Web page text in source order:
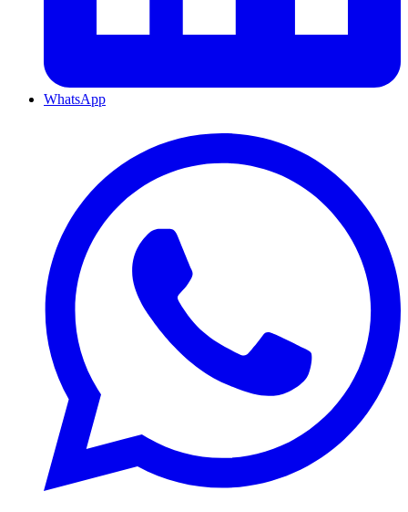
WhatsApp